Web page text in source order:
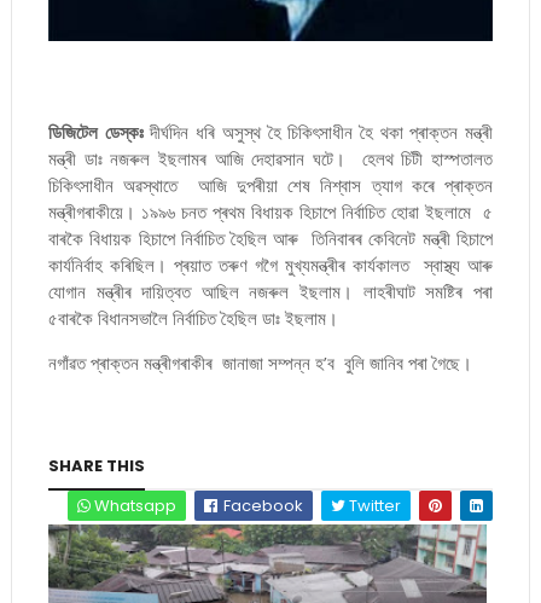
ডিজিটেল ডেস্কঃদীৰ্ঘদিন ধৰি অসুস্থ হৈ চিকিৎসাধীন হৈ থকা প্ৰাক্তন মন্ত্ৰী
মন্ত্ৰী ডাঃ নজৰুল ইছলামৰ আজি দেহাৱসান ঘটে। হেলথ চিটী হাস্পতালত
চিকিৎসাধীন অৱস্থাতে আজি দুপৰীয়া শেষ নিশ্বাস ত্যাগ কৰে প্ৰাক্তন
মন্ত্ৰীগৰাকীয়ে। ১৯৯৬ চনত প্ৰথম বিধায়ক হিচাপে নিৰ্বাচিত হোৱা ইছলামে ৫
বাৰকৈ বিধায়ক হিচাপে নিৰ্বাচিত হৈছিল আৰু তিনিবাৰৰ কেবিনেট মন্ত্ৰী হিচাপে
কাৰ্যনিৰ্বাহ কৰিছিল। প্ৰয়াত তৰুণ গগৈ মুখ্যমন্ত্ৰীৰ কাৰ্যকালত স্বাস্থ্য আৰু
যোগান মন্ত্ৰীৰ দায়িত্বত আছিল নজৰুল ইছলাম। লাহৰীঘাট সমষ্টিৰ পৰা
৫বাৰকৈ বিধানসভালৈ নিৰ্বাচিত হৈছিল ডাঃ ইছলাম।
নগাঁৱত প্ৰাক্তন মন্ত্ৰীগৰাকীৰ জানাজা সম্পন্ন হ’ব বুলি জানিব পৰা গৈছে।
SHARE THIS
Whatsapp
Facebook Twitter